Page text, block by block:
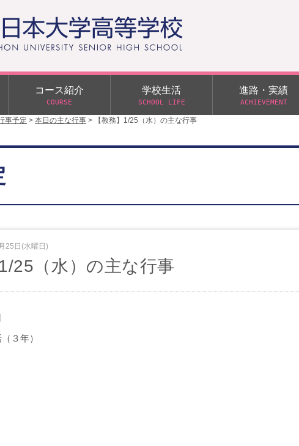
事予定 > 本日の主な行事 > 【教務】1/25（水）の主な行事
コース紹介
COURSE
特別進学クラス（Tクラス）
ス）
ラス）
学校生活
SCHOOL LIFE
～）
進路・実績
ACHIEVEMENT
ット
令和７年度 学力判定テスト
25日(水曜日)
1/25（水）の主な行事
（３年）